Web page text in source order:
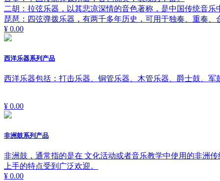
二胡：拉弦乐器，以其悲凉深情的音色著称，是中国传统音
琵琶：四弦弹拨乐器，有两千多年历史，可用于独奏、重奏、
¥ 0.00
西洋乐器系列产品
西洋乐器包括：打击乐器、铜管乐器、木管乐器、爵士鼓、
¥ 0.00
非洲鼓系列产品
非洲鼓，通常指的是在 文化活动或者音乐教学中使用的非洲
上手的特点受到广泛欢迎。
¥ 0.00